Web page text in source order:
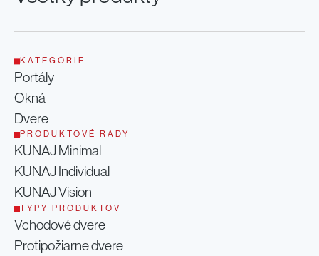
Rodinný dom
Rada
KATEGÓRIE
Portály
Okná
Dvere
PRODUKTOVÉ RADY
KUNAJ Minimal
KUNAJ Individual
KUNAJ Vision
TYPY PRODUKTOV
Vchodové dvere
Protipožiarne dvere